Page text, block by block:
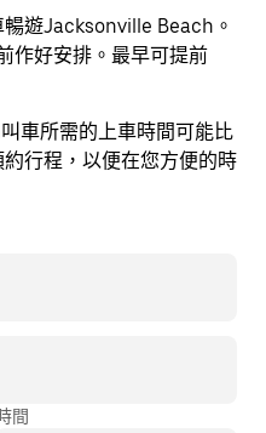
遊Jacksonville Beach。
作好安排。最早可提前
車所需的上車時間可能比
行程，以便在您方便的時
間